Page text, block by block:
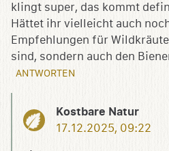
klingt super, das kommt
Hättet ihr vielleicht auch
Empfehlungen für
sind, sondern auch den
ANTWORTEN
Kostbare Natur
17.12.2025, 09:22